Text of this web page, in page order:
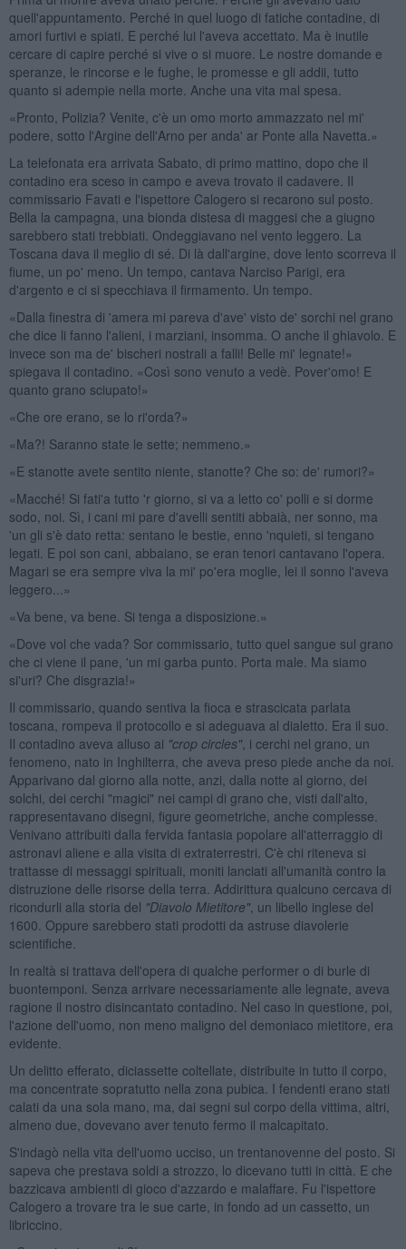
quell'appuntamento. Perché in quel luogo di fatiche contadine, di
amori furtivi e spiati. E perché lui l'aveva accettato. Ma è inutile
cercare di capire perché si vive o si muore. Le nostre domande e
speranze, le rincorse e le fughe, le promesse e gli addii, tutto
quanto si adempie nella morte. Anche una vita mal spesa.
«Pronto, Polizia? Venite, c'è un omo morto ammazzato nel mi'
podere, sotto l'Argine dell'Arno per anda' ar Ponte alla Navetta.»
La telefonata era arrivata Sabato, di primo mattino, dopo che il
contadino era sceso in campo e aveva trovato il cadavere. Il
commissario Favati e l'ispettore Calogero si recarono sul posto.
Bella la campagna, una bionda distesa di maggesi che a giugno
sarebbero stati trebbiati. Ondeggiavano nel vento leggero. La
Toscana dava il meglio di sé. Di là dall'argine, dove lento scorreva il
fiume, un po' meno. Un tempo, cantava Narciso Parigi, era
d'argento e ci si specchiava il firmamento. Un tempo.
«Dalla finestra di 'amera mi pareva d'ave' visto de' sorchi nel grano
che dice li fanno l'alieni, i marziani, insomma. O anche il ghiavolo. E
invece son ma de' bischeri nostrali a falli! Belle mi' legnate!»
spiegava il contadino. «Così sono venuto a vedè. Pover'omo! E
quanto grano sciupato!»
«Che ore erano, se lo ri'orda?»
«Ma?! Saranno state le sette; nemmeno.»
«E stanotte avete sentito niente, stanotte? Che so: de' rumori?»
«Macché! Si fati'a tutto 'r giorno, si va a letto co' polli e si dorme
sodo, noi. Sì, i cani mi pare d'avelli sentiti abbaià, ner sonno, ma
'un gli s'è dato retta: sentano le bestie, enno 'nquieti, si tengano
legati. E poi son cani, abbaiano, se eran tenori cantavano l'opera.
Magari se era sempre viva la mi' po'era moglie, lei il sonno l'aveva
leggero...»
«Va bene, va bene. Si tenga a disposizione.»
«Dove vol che vada? Sor commissario, tutto quel sangue sul grano
che ci viene il pane, 'un mi garba punto. Porta male. Ma siamo
si'uri? Che disgrazia!»
Il commissario, quando sentiva la fioca e strascicata parlata
toscana, rompeva il protocollo e si adeguava al dialetto. Era il suo.
Il contadino aveva alluso ai "crop circles", i cerchi nel grano, un
fenomeno, nato in Inghilterra, che aveva preso piede anche da noi.
Apparivano dal giorno alla notte, anzi, dalla notte al giorno, dei
solchi, dei cerchi "magici" nei campi di grano che, visti dall'alto,
rappresentavano disegni, figure geometriche, anche complesse.
Venivano attribuiti dalla fervida fantasia popolare all'atterraggio di
astronavi aliene e alla visita di extraterrestri. C'è chi riteneva si
trattasse di messaggi spirituali, moniti lanciati all'umanità contro la
distruzione delle risorse della terra. Addirittura qualcuno cercava di
ricondurli alla storia del "Diavolo Mietitore", un libello inglese del
1600. Oppure sarebbero stati prodotti da astruse diavolerie
scientifiche.
In realtà si trattava dell'opera di qualche performer o di burle di
buontemponi. Senza arrivare necessariamente alle legnate, aveva
ragione il nostro disincantato contadino. Nel caso in questione, poi,
l'azione dell'uomo, non meno maligno del demoniaco mietitore, era
evidente.
Un delitto efferato, diciassette coltellate, distribuite in tutto il corpo,
ma concentrate sopratutto nella zona pubica. I fendenti erano stati
calati da una sola mano, ma, dai segni sul corpo della vittima, altri,
almeno due, dovevano aver tenuto fermo il malcapitato.
S'indagò nella vita dell'uomo ucciso, un trentanovenne del posto. Si
sapeva che prestava soldi a strozzo, lo dicevano tutti in città. E che
bazzicava ambienti di gioco d'azzardo e malaffare. Fu l'ispettore
Calogero a trovare tra le sue carte, in fondo ad un cassetto, un
libriccino.